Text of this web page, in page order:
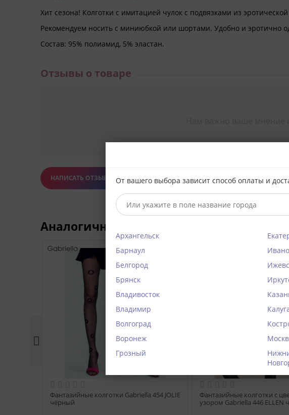
Хит сезона! Колготки с имитацией чулок с подвязками из
Рекомендуем носить с миниюбкой или шортами. Удобно и эротично
Состав: 95% полиамид, 5% эластан.
Отзывы о товаре
НАПИСАТЬ ОТЗЫВ
Аналогичные модели
Фантазийные колготки Gabriella 454 JOLIE
чёрный
Фантазийные колготки с
узором Gabriella 446 ELLEN

От вашего выбора зависит способ оплаты и
Архангельск
Барнаул
Белгород
Брянск
Владивосток
Владимир
Волгоград
Воронеж
Грозный